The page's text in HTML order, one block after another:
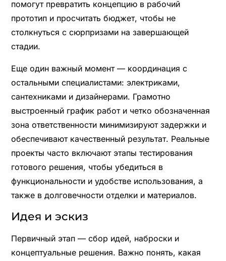
помогут превратить концепцию в рабочий
прототип и просчитать бюджет, чтобы не
столкнуться с сюрпризами на завершающей
стадии.
Еще один важный момент — координация с
остальными специалистами: электриками,
сантехниками и дизайнерами. Грамотно
выстроенный график работ и четко обозначенная
зона ответственности минимизируют задержки и
обеспечивают качественный результат. Реальные
проекты часто включают этапы тестирования
готового решения, чтобы убедиться в
функциональности и удобстве использования, а
также в долговечности отделки и материалов.
Идея и эскиз
Первичный этап — сбор идей, наброски и
концептуальные решения. Важно понять, какая